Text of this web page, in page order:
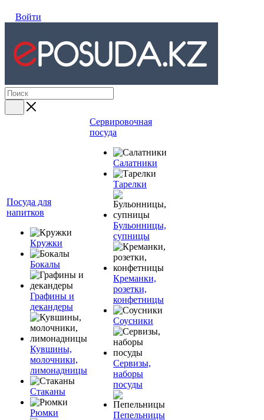
Войти
Посуда для
напитков
Кружки
Бокалы
Графины и
декандеры
Кувшины,
молочники,
лимонадницы
Стаканы
Рюмки
Сервировочная
посуда
Салатники
Тарелки
Бульонницы,
супницы
Креманки,
розетки,
конфетницы
Соусники
Сервизы,
наборы
посуды
Пепельницы